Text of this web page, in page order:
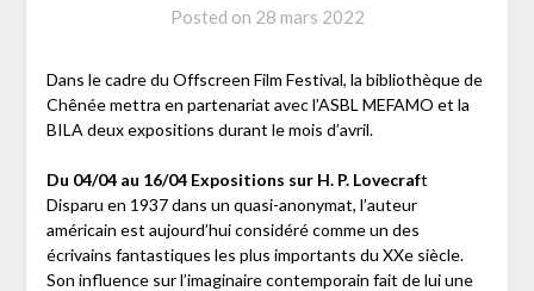
Posted on 28 mars 2022
Dans le cadre du Offscreen Film Festival, la bibliothèque de
Chênée mettra en partenariat avec l’ASBL MEFAMO et la
BILA deux expositions durant le mois d’avril.
Du 04/04 au 16/04 Expositions sur H. P. Lovecraft
Disparu en 1937 dans un quasi-anonymat, l’auteur
américain est aujourd’hui considéré comme un des
écrivains fantastiques les plus importants du XXe siècle.
Son influence sur l’imaginaire contemporain fait de lui une